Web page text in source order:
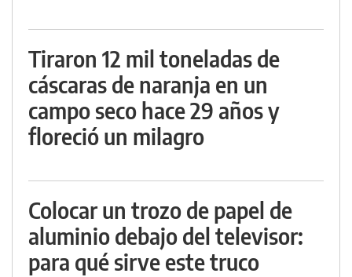
Tiraron 12 mil toneladas de
cáscaras de naranja en un
campo seco hace 29 años y
floreció un milagro
Colocar un trozo de papel de
aluminio debajo del televisor:
para qué sirve este truco